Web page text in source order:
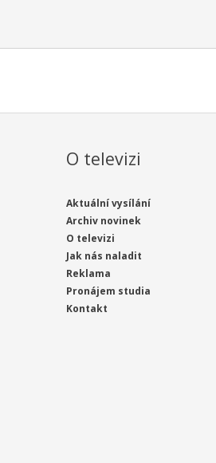
O televizi
Aktuální vysílání
Archiv novinek
O televizi
Jak nás naladit
Reklama
Pronájem studia
Kontakt